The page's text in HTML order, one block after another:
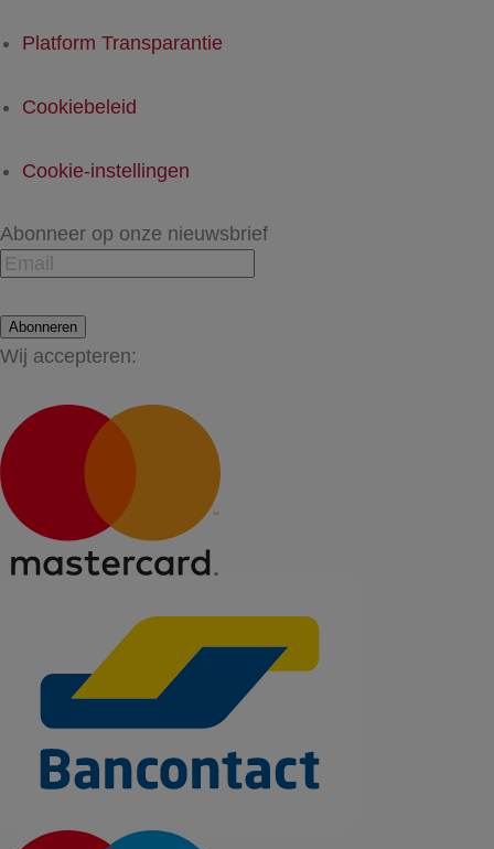
Platform Transparantie
Cookiebeleid
Cookie-instellingen
Abonneer op onze nieuwsbrief
Abonneren
Wij accepteren: